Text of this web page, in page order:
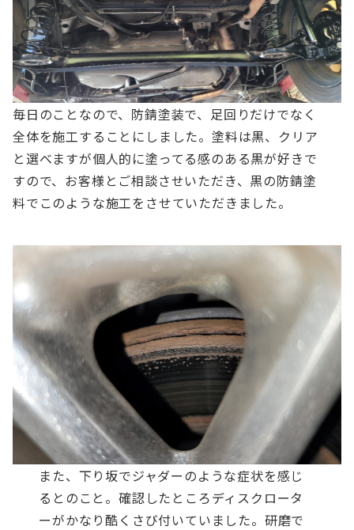
毎日のことなので、防錆塗装で、足回りだけでなく
全体を施工することにしました。塗料は黒、クリア
と選べますが個人的に塗ってる感のある黒が好きで
すので、お客様とご相談させいただき、黒の防錆塗
料でこのような施工をさせていただきました。
また、下り坂でジャダーのような症状を感じ
るとのこと。確認したところディスクロータ
ーがかなり酷くさび付いていました。研磨で